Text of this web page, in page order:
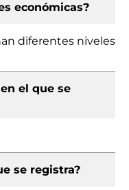
económicas?
diferentes niveles
el que se
se registra?